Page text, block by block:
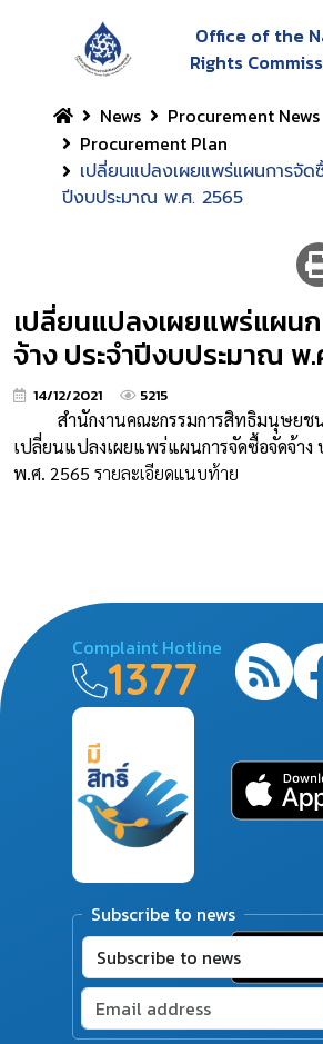
Office of the
Rights
News
Procurement News
Procurement Plan
เปลี่ยนแปลงเผยแพร่แผนการจัด
ปีงบประมาณ พ.ศ. 2565
เปลี่ยนแปลงเผยแพร่แผน
จ้าง ประจำปีงบประมาณ พ.
14/12/2021 5215
สำนักงานคณะกรรมการสิทธิมนุษยช
เปลี่ยนแปลงเผยแพร่แผนการจัดซื้อจัดจ้าง
พ.ศ. 2565 รายละเอียดแนบท้าย
Complaint Hotline
1377
Subscribe to news